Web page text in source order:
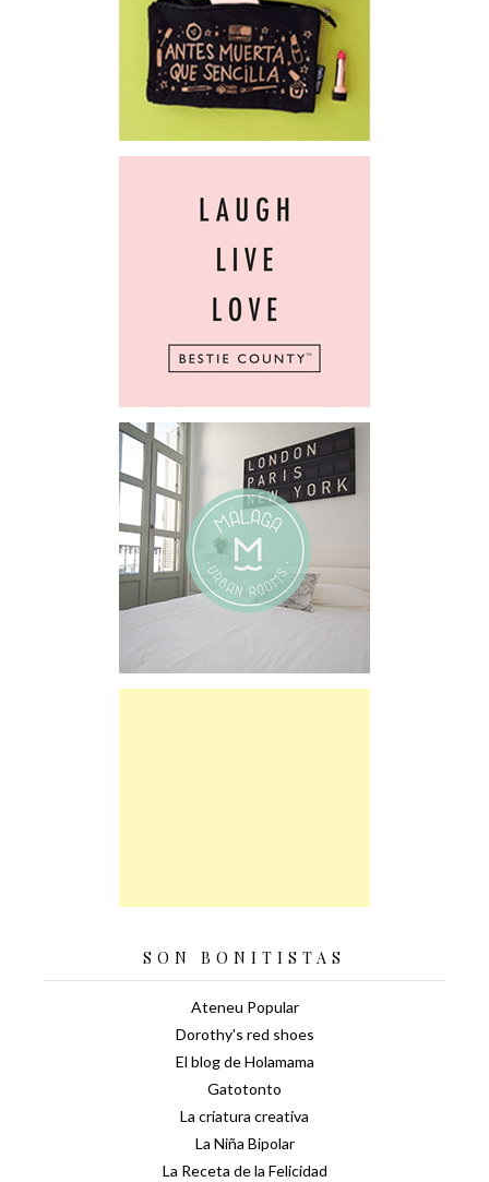
SON BONITISTAS
Ateneu Popular
Dorothy's red shoes
El blog de Holamama
Gatotonto
La criatura creativa
La Niña Bipolar
La Receta de la Felicidad